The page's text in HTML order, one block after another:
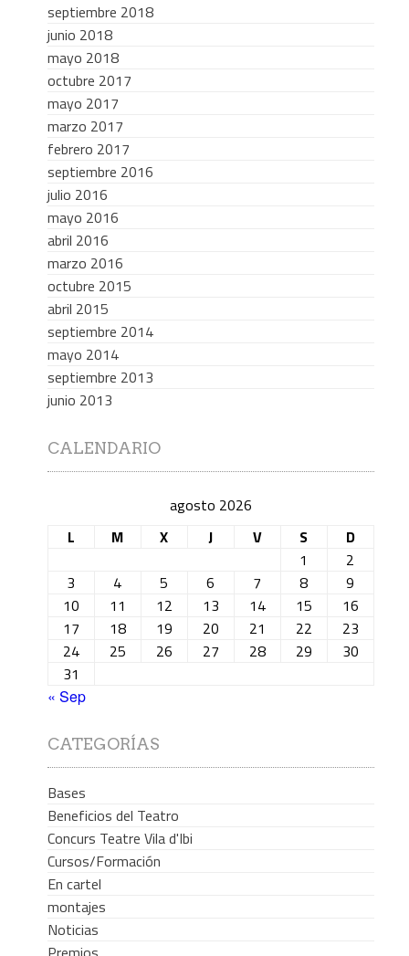
septiembre 2018
junio 2018
mayo 2018
octubre 2017
mayo 2017
marzo 2017
febrero 2017
septiembre 2016
julio 2016
mayo 2016
abril 2016
marzo 2016
octubre 2015
abril 2015
septiembre 2014
mayo 2014
septiembre 2013
junio 2013
CALENDARIO
agosto 2026
L
M X J V S
D
1
2
3
4 5 6 7 8
9
10
11 12 13 14 15
16
17
18 19 20 21 22
23
24
25 26 27 28 29
30
31
« Sep
CATEGORÍAS
Bases
Beneficios del Teatro
Concurs Teatre Vila d'Ibi
Cursos/Formación
En cartel
montajes
Noticias